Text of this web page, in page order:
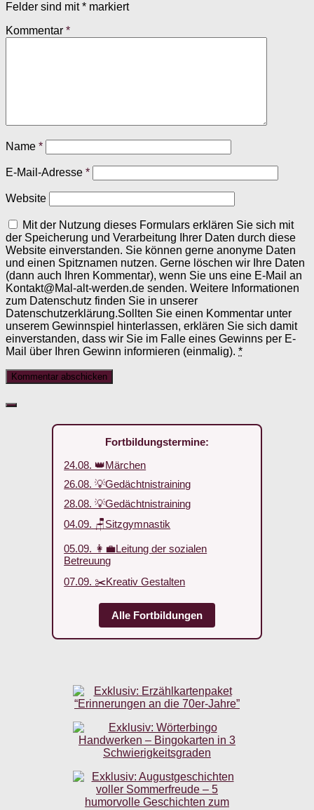
Felder sind mit* markiert
Kommentar *
Name *
E-Mail-Adresse *
Website
Mit der Nutzung dieses Formulars erklären Sie sich mit
der Speicherung und Verarbeitung Ihrer Daten durch diese
Website einverstanden. Sie können gerne anonyme Daten
und einen Spitznamen nutzen. Gerne löschen wir Ihre Daten
(dann auch Ihren Kommentar), wenn Sie uns eine E-Mail an
Kontakt@Mal-alt-werden.de senden. Weitere Informationen
zum Datenschutz finden Sie in unserer
Datenschutzerklärung.Sollten Sie einen Kommentar unter
unserem Gewinnspiel hinterlassen, erklären Sie sich damit
einverstanden, dass wir Sie im Falle eines Gewinns per E-
Mail über Ihren Gewinn informieren (einmalig). *
Fortbildungstermine:
24.08. 👑Märchen
26.08. 💡Gedächtnistraining
28.08. 💡Gedächtnistraining
04.09. 🪑Sitzgymnastik
05.09. 👩‍💼Leitung der sozialen
Betreuung
07.09. ✂️Kreativ Gestalten
Alle Fortbildungen